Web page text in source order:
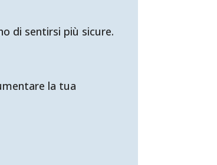
di sentirsi più sicure.
la tua